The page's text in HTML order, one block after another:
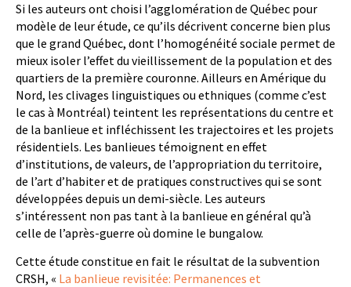
Si les auteurs ont choisi l’agglomération de Québec pour
modèle de leur étude, ce qu’ils décrivent concerne bien plus
que le grand Québec, dont l’homogénéité sociale permet de
mieux isoler l’effet du vieillissement de la population et des
quartiers de la première couronne. Ailleurs en Amérique du
Nord, les clivages linguistiques ou ethniques (comme c’est
le cas à Montréal) teintent les représentations du centre et
de la banlieue et infléchissent les trajectoires et les projets
résidentiels. Les banlieues témoignent en effet
d’institutions, de valeurs, de l’appropriation du territoire,
de l’art d’habiter et de pratiques constructives qui se sont
développées depuis un demi-siècle. Les auteurs
s’intéressent non pas tant à la banlieue en général qu’à
celle de l’après-guerre où domine le bungalow.
Cette étude constitue en fait le résultat de la subvention
CRSH, « La banlieue revisitée: Permanences et